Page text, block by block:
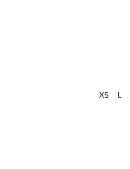
XS
L